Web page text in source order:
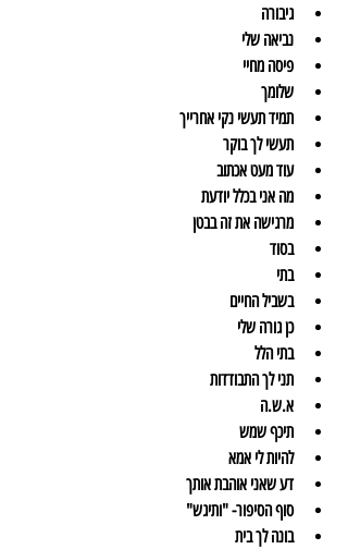
גיבורה
נביאה שלי
פיסה מחיי
שלומך
תמיד תעשי נקי אחרייך
תעשי לך בוקר
עוד מעט אכתוב
מה אני בכלל יודעת
מרגישה את זה בבטן
בסוד
בתי
בשביל החיים
כן גורה שלי
בתי הלל
תני לך התבודדות
א.ש.ה
תיכף שמש
להיות לי אמא
דע שאני אוהבת אותך
סוף הסיפור- "ותיגש"
בונה לך בית